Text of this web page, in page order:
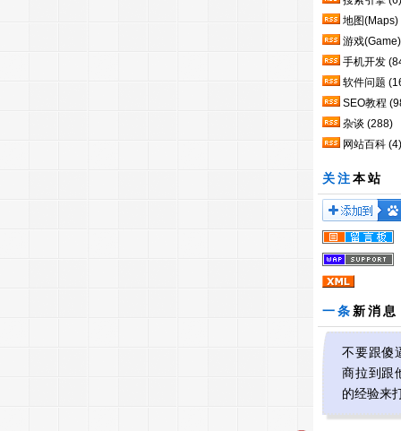
地图(Maps)
游戏(Game)
手机开发
软件问题
SEO教程
杂谈 (288)
网站百科 (4)
关注本站
一条 新消息
不要跟傻
商拉到跟
的经验来